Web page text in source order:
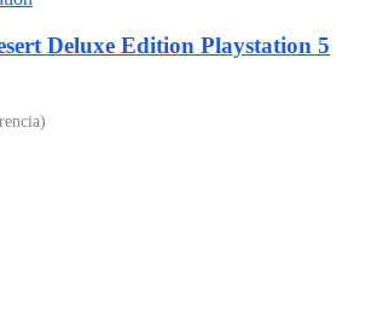
Deluxe Edition Playstation 5